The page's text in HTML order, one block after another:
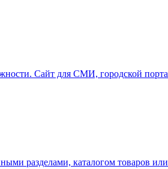
Сайт для СМИ, городской
разделами, каталогом товаров